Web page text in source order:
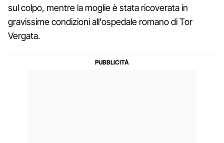
sul colpo, mentre la moglie è stata ricoverata in
gravissime condizioni all'ospedale romano di Tor
Vergata.